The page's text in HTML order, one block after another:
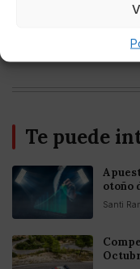
Te puede
otoño
Santi